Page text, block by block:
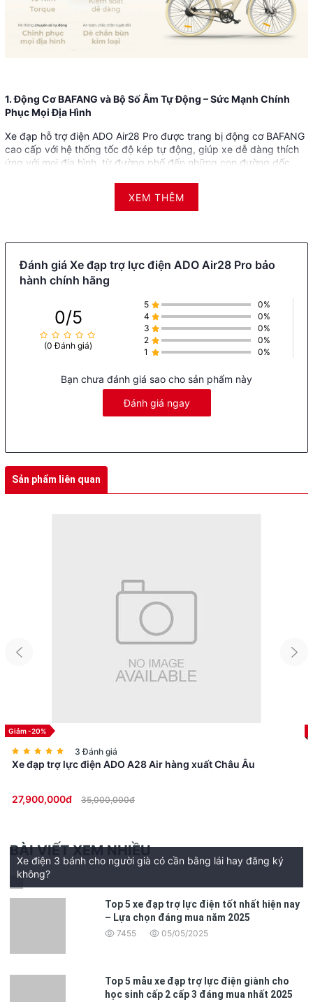
1. Động Cơ BAFANG và Bộ Số Âm Tự Động – Sức Mạnh Chính
Phục Mọi Địa Hình
Xe đạp hỗ trợ điện ADO Air28 Pro được trang bị động cơ BAFANG
cao cấp với hệ thống tốc độ kép tự động, giúp xe dễ dàng thích
ứng với mọi địa hình, từ đường phố đến những con đường dốc.
tốc mạnh mẽ và mượt mà, giúp bạn có những chuyến đi thú vị và
Với mô-men xoắn 40Nm, động cơ này cung cấp sức mạnh đáng
biết lực đạp của người lái và cung cấp lực hỗ trợ phù hợp, mang
2. An Toàn và Tiện Lợi Với Đèn Xi Nhan và Chắn Bùn Kim Loại
3. Hệ Thống Chống Trộm Kép – Bảo Vệ Tuyệt Đối Cho Pin và Xe
ADO Air28 Pro được trang bị hệ thống chống trộm kép, bảo vệ an
hoặc SmartTag, cho phép bạn dễ dàng theo dõi vị trí xe, tăng
cường khả năng bảo mật tối đa, giúp bạn yên tâm hơn khi đi xe ở
XEM THÊM
Đánh giá Xe đạp trợ lực điện ADO Air28 Pro bảo
hành chính hãng
0/5
(0 Đánh giá)
5
0%
4
0%
3
0%
2
0%
1
0%
Bạn chưa đánh giá sao cho sản phẩm này
Đánh giá ngay
Sản phẩm liên quan
Giảm -20%
3 Đánh giá
Xe đạp trợ lực điện ADO A28 Air hàng xuất Châu Âu
27,900,000đ 35,000,000đ
BÀI VIẾT XEM NHIỀU
Xe điện 3 bánh cho người già có cần bằng lái hay đăng ký
không?
Top 5 xe đạp trợ lực điện tốt nhất hiện nay
– Lựa chọn đáng mua năm 2025
7455 05/05/2025
Top 5 mẫu xe đạp trợ lực điện giành cho
học sinh cấp 2 cấp 3 đáng mua nhất 2025